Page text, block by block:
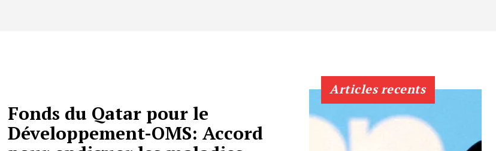
Fonds du Qatar pour le
Développement-OMS: Accord
Articles recents